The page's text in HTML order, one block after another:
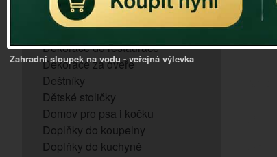
Dárky pro muže
Dekorace do bytu
Dekorace do restaurace
Dekorace za dveře
Deštníky
Dětské stoličky
Domov pro psa i kočku
Doplňky do koupelny
Doplňky do kuchyně
Zahradní sloupek na vodu - veřejná výlevka